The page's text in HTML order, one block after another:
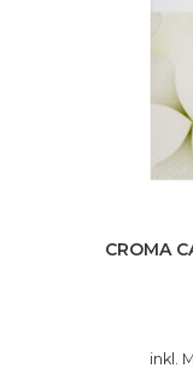
CROMA
inkl.